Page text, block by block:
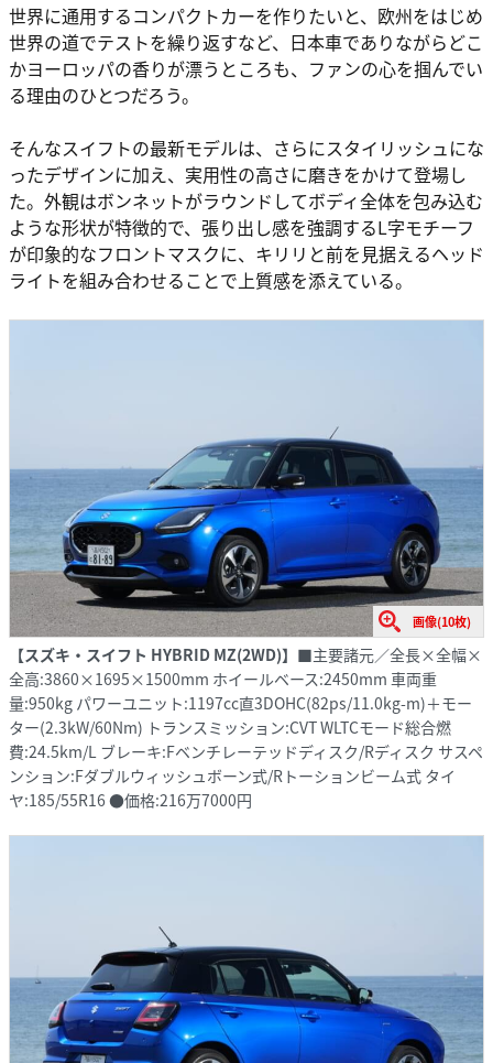
世界に通用するコンパクトカーを作りたいと、欧州をはじめ
世界の道でテストを繰り返すなど、日本車でありながらどこ
かヨーロッパの香りが漂うところも、ファンの心を掴んでい
る理由のひとつだろう。
そんなスイフトの最新モデルは、さらにスタイリッシュにな
ったデザインに加え、実用性の高さに磨きをかけて登場し
た。外観はボンネットがラウンドしてボディ全体を包み込む
ような形状が特徴的で、張り出し感を強調するL字モチーフ
が印象的なフロントマスクに、キリリと前を見据えるヘッド
ライトを組み合わせることで上質感を添えている。
画像(10枚)
【スズキ・スイフト HYBRID MZ(2WD)】 ■主要諸元／全長×全幅×
全高:3860×1695×1500mm ホイールベース:2450mm 車両重
量:950kg パワーユニット:1197cc直3DOHC(82ps/11.0kg-m)＋モー
ター(2.3kW/60Nm) トランスミッション:CVT WLTCモード総合燃
費:24.5km/L ブレーキ:Fベンチレーテッドディスク/Rディスク サスペ
ンション:Fダブルウィッシュボーン式/Rトーションビーム式 タイ
ヤ:185/55R16 ●価格:216万7000円